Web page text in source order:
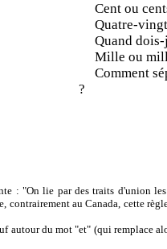
Cent ou
Quatre-
Quand
Mille ou
Comment
?
: "On lie par des traits d'union
au Canada, cette
autour du mot "et" (qui remplace